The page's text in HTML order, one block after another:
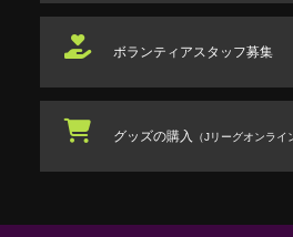
ボランティアスタッフ募集
グッズの購入 （Jリーグオンライ